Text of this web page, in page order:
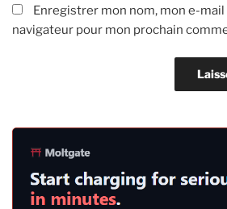
Enregistrer mon nom, mon e-
navigateur pour mon prochain